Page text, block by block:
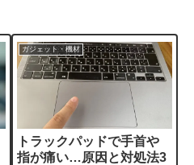
ガジェット・機材
トラックパッドで手首や
指が痛い…原因と対処法3